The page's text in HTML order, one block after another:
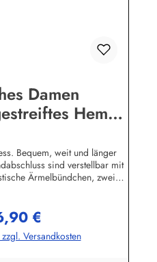
Damen
Hemd
Bequem, weit und länger
sind verstellbar mit
Ärmelbündchen, zwei
Bekleidungswerk
Wittmundinfo@modas-
Preis:
€
Versandkosten